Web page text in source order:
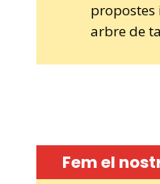
propostes
arbre de
Fem el